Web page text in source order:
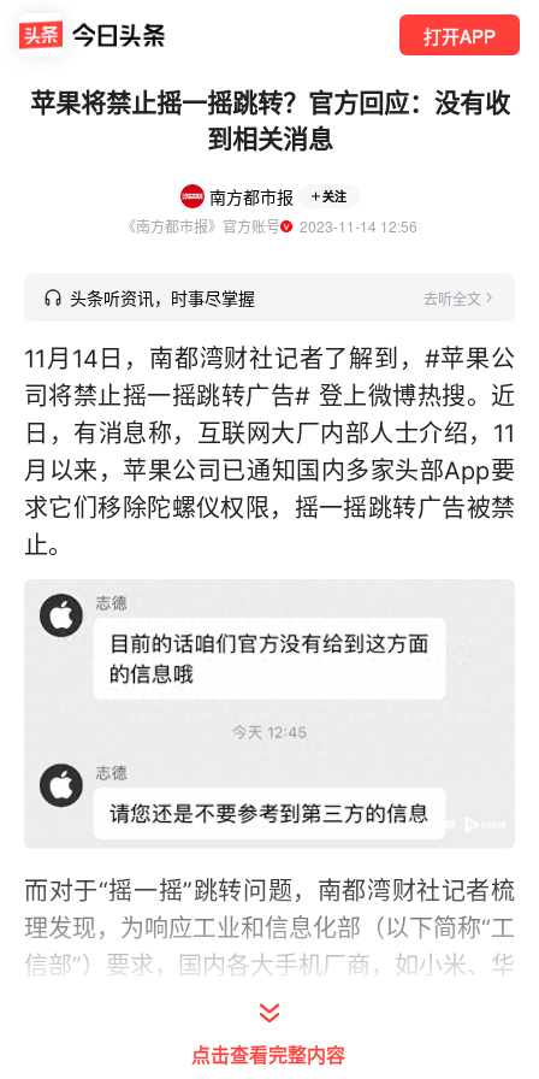
打开APP
苹果将禁止摇一摇跳转？官方回应：没有收
到相关消息
南方都市报 关注
《南方都市报》官方账号
  2023-11-14 12:56
头条听资讯，时事尽掌握 去听全文
11月14日，南都湾财社记者了解到，#苹果公
司将禁止摇一摇跳转广告# 登上微博热搜。近
日，有消息称，互联网大厂内部人士介绍，11
月以来，苹果公司已通知国内多家头部App要
求它们移除陀螺仪权限，摇一摇跳转广告被禁
止。
而对于“摇一摇”跳转问题，南都湾财社记者梳
理发现，为响应工业和信息化部（以下简称“工
信部”）要求，国内各大手机厂商，如小米、华
为、荣耀等均已进行了有关方面的调整，目前
可以在手机内通过设置减少跳转广告干扰。
点击查看完整内容